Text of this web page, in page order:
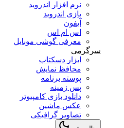
نرم افزار اندروید
بازی اندروید
آیفون
اس ام اس
معرفی گوشی موبایل
سرگرمی
ابزار دسکتاپ
محافظ نمایش
پوسته برنامه
پس زمینه
دانلود بازی کامپیوتر
عکس ماشین
تصاویر گرافیکی